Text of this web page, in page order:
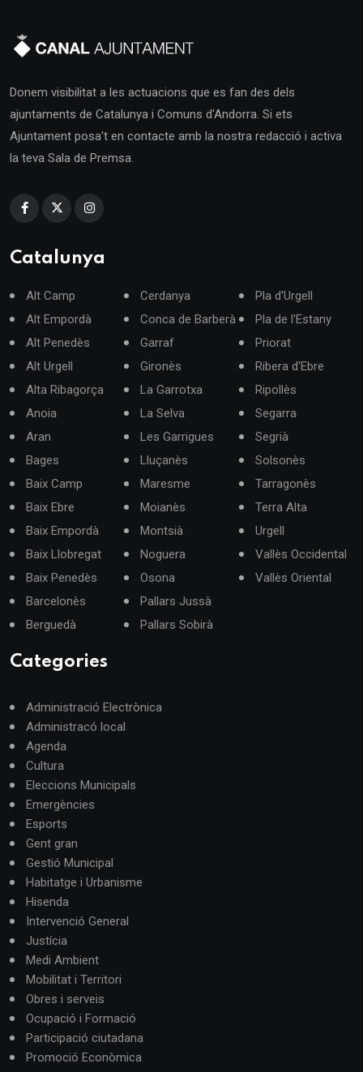
Donem visibilitat a les actuacions que es fan des dels
ajuntaments de Catalunya i Comuns d'Andorra. Si ets
Ajuntament posa't en contacte amb la nostra redacció i activa
la teva Sala de Premsa.
Catalunya
Alt Camp
Alt Empordà
Alt Penedès
Alt Urgell
Alta Ribagorça
Anoia
Aran
Bages
Baix Camp
Baix Ebre
Baix Empordà
Baix Llobregat
Baix Penedès
Barcelonès
Berguedà
Cerdanya
Conca de Barberà
Garraf
Gironès
La Garrotxa
La Selva
Les Garrigues
Lluçanès
Maresme
Moianès
Montsià
Noguera
Osona
Pallars Jussà
Pallars Sobirà
Pla d'Urgell
Pla de l'Estany
Priorat
Ribera d'Ebre
Ripollès
Segarra
Segrià
Solsonès
Tarragonès
Terra Alta
Urgell
Vallès Occidental
Vallès Oriental
Categories
Administració Electrònica
Administracó local
Agenda
Cultura
Eleccions Municipals
Emergències
Esports
Gent gran
Gestió Municipal
Habitatge i Urbanisme
Hisenda
Intervenció General
Justícia
Medi Ambient
Mobilitat i Territori
Obres i serveis
Ocupació i Formació
Participació ciutadana
Promoció Econòmica